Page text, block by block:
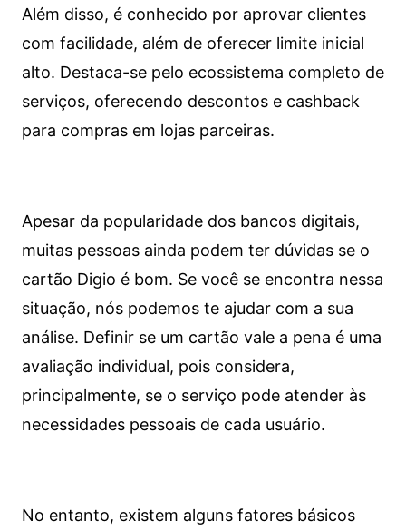
Além disso, é conhecido por aprovar clientes
com facilidade, além de oferecer limite inicial
alto. Destaca-se pelo ecossistema completo de
serviços, oferecendo descontos e cashback
para compras em lojas parceiras.
Apesar da popularidade dos bancos digitais,
muitas pessoas ainda podem ter dúvidas se o
cartão Digio é bom. Se você se encontra nessa
situação, nós podemos te ajudar com a sua
análise. Definir se um cartão vale a pena é uma
avaliação individual, pois considera,
principalmente, se o serviço pode atender às
necessidades pessoais de cada usuário.
No entanto, existem alguns fatores básicos